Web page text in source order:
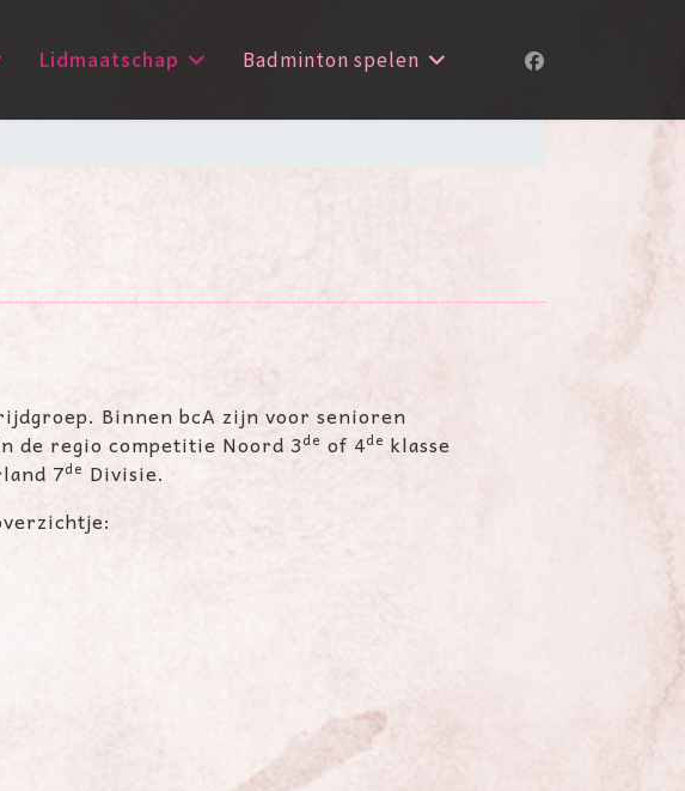
Lidmaatschap Badminton spelen
Binnen bcA zijn voor senioren
de regio competitie Noord 3de of 4de klasse
7de Divisie.